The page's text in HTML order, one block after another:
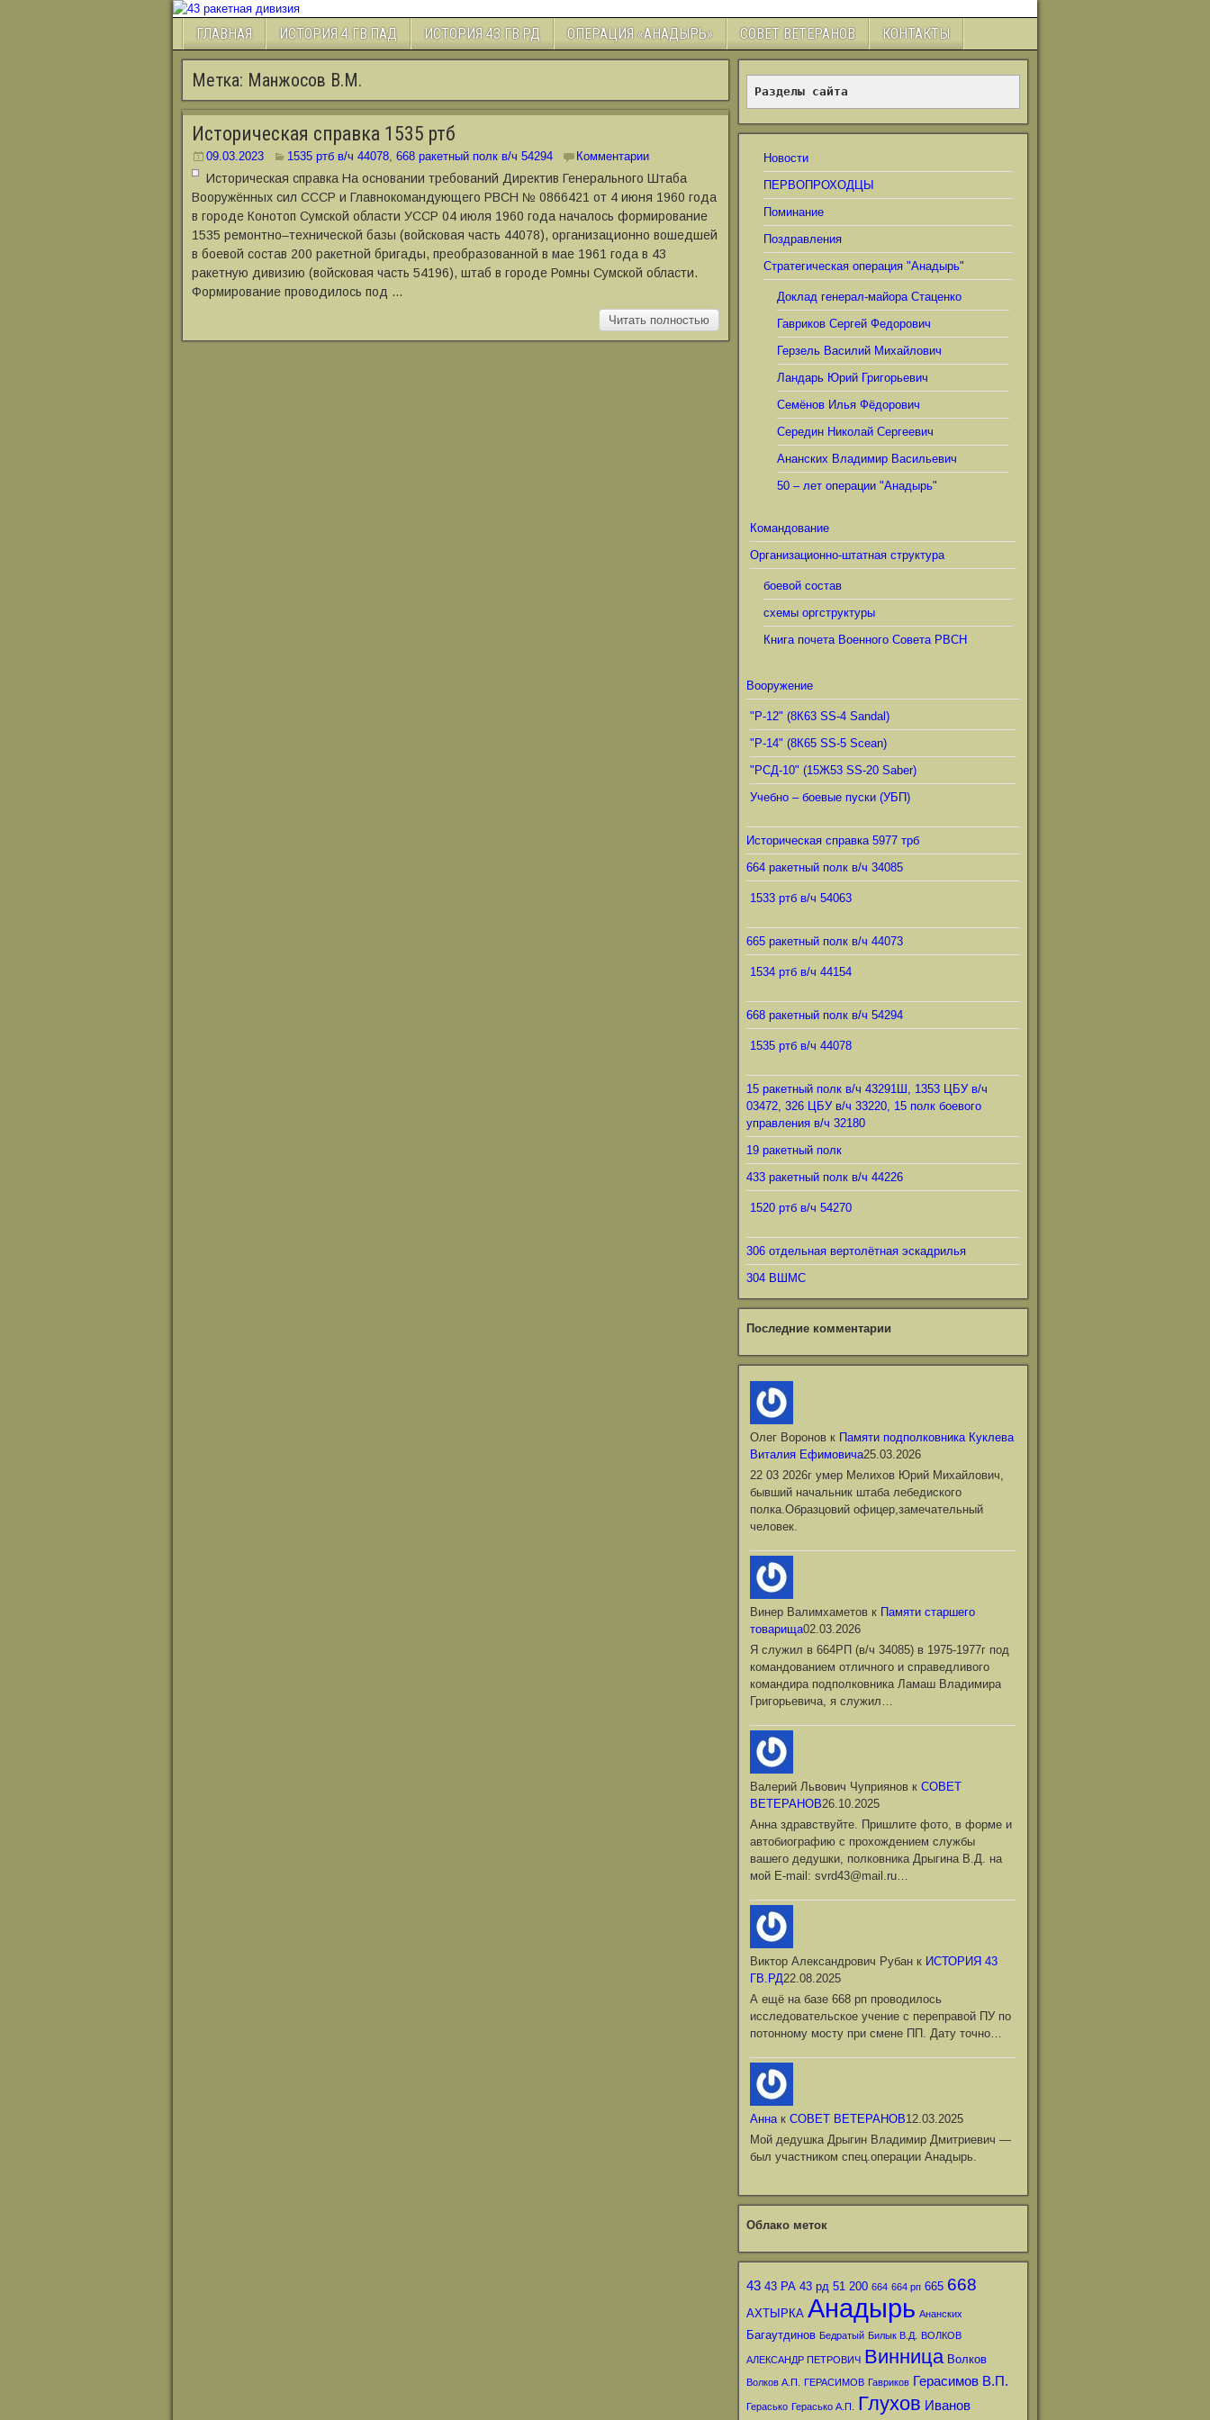
ГЛАВНАЯ ИСТОРИЯ 4 ГВ.ПАД ИСТОРИЯ 43 ГВ.РД ОПЕРАЦИЯ «АНАДЫРЬ» СОВЕТ ВЕТЕРАНОВ КОНТАКТЫ
Метка: Манжосов В.М.
Историческая справка 1535 ртб
09.03.2023 1535 ртб в/ч 44078, 668 ракетный полк в/ч 54294 Комментарии
Историческая справка На основании требований Директив Генерального Штаба
Вооружённых сил СССР и Главнокомандующего РВСН № 0866421 от 4 июня 1960 года
в городе Конотоп Сумской области УССР 04 июля 1960 года началось формирование
1535 ремонтно‒технической базы (войсковая часть 44078), организационно вошедшей
в боевой состав 200 ракетной бригады, преобразованной в мае 1961 года в 43
ракетную дивизию (войсковая часть 54196), штаб в городе Ромны Сумской области.
Формирование проводилось под …
Читать полностью
Разделы сайта
Новости
ПЕРВОПРОХОДЦЫ
Поминание
Поздравления
Стратегическая операция "Анадырь"
Доклад генерал-майора Стаценко
Гавриков Сергей Федорович
Герзель Василий Михайлович
Ландарь Юрий Григорьевич
Семёнов Илья Фёдорович
Середин Николай Сергеевич
Ананских Владимир Васильевич
50 – лет операции "Анадырь"
Командование
Организационно-штатная структура
боевой состав
схемы оргструктуры
Книга почета Военного Совета РВСН
Вооружение
"Р-12" (8К63 SS-4 Sandal)
"Р-14" (8К65 SS-5 Scean)
"РСД-10" (15Ж53 SS-20 Saber)
Учебно – боевые пуски (УБП)
Историческая справка 5977 трб
664 ракетный полк в/ч 34085
1533 ртб в/ч 54063
665 ракетный полк в/ч 44073
1534 ртб в/ч 44154
668 ракетный полк в/ч 54294
1535 ртб в/ч 44078
15 ракетный полк в/ч 43291Ш, 1353 ЦБУ в/ч
03472, 326 ЦБУ в/ч 33220, 15 полк боевого
управления в/ч 32180
19 ракетный полк
433 ракетный полк в/ч 44226
1520 ртб в/ч 54270
306 отдельная вертолётная эскадрилья
304 ВШМС
Последние комментарии
Олег Вороновк Памяти подполковника Куклева
Виталия Ефимовича25.03.2026
22 03 2026г умер Мелихов Юрий Михайлович,
бывший начальник штаба лебедиского
полка.Образцовий офицер,замечательный
человек.
Винер Валимхаметовк Памяти старшего
товарища02.03.2026
Я служил в 664РП (в/ч 34085) в 1975-1977г под
командованием отличного и справедливого
командира подполковника Ламаш Владимира
Григорьевича, я служил…
Валерий Львович Чуприяновк СОВЕТ
ВЕТЕРАНОВ26.10.2025
Анна здравствуйте. Пришлите фото, в форме и
автобиографию с прохождением службы
вашего дедушки, полковника Дрыгина В.Д. на
мой Е-mail: svrd43@mail.ru…
Виктор Александрович Рубанк ИСТОРИЯ 43
ГВ.РД22.08.2025
А ещё на базе 668 рп проводилось
исследовательское учение с переправой ПУ по
потонному мосту при смене ПП. Дату точно…
Аннак СОВЕТ ВЕТЕРАНОВ12.03.2025
Мой дедушка Дрыгин Владимир Дмитриевич —
был участником спец.операции Анадырь.
Облако меток
43 43 РА 43 рд 51 200 664 664 рп 665 668
АХТЫРКА Анадырь Ананских
Багаутдинов Бедратый Билык В.Д. ВОЛКОВ
АЛЕКСАНДР ПЕТРОВИЧ Винница Волков
Волков А.П. ГЕРАСИМОВ Гавриков Герасимов В.П.
Герасько Герасько А.П. Глухов Иванов